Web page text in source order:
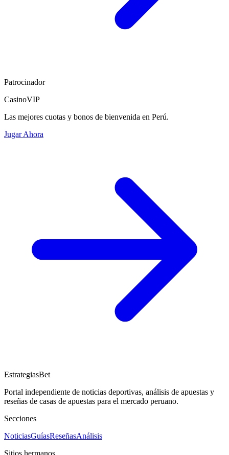
Patrocinador
CasinoVIP
Las mejores cuotas y bonos de bienvenida en Perú.
Jugar Ahora
EstrategiasBet
Portal independiente de noticias deportivas, análisis de apuestas y
reseñas de casas de apuestas para el mercado peruano.
Secciones
NoticiasGuíasReseñasAnálisis